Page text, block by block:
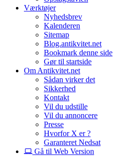
Værktøjer
Nyhedsbrev
Kalenderen
Sitemap
Blog.antikvitet.net
Bookmark denne side
Gør til startside
Om Antikvitet.net
Sådan virker det
Sikkerhed
Kontakt
Vil du udstille
Vil du annoncere
Presse
Hvorfor X er ?
Garanteret Nedsat
Gå til Web Version